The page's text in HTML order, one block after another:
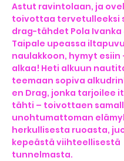
Astut ravintolaan, ja
toivottaa tervetulleeksi
drag-tähdet Pola Ivanka
Taipale upeassa
naulakkoon, hymyt esiin
alkaa! Heti alkuun
teemaan sopiva
en Drag, jonka tarjoilee
tähti – toivottaen
unohtumattoman
herkullisesta ruoasta,
kepeästä viihteellisestä
tunnelmasta.